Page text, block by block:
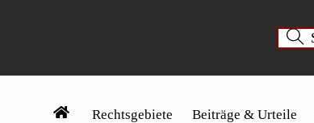
Rechtsgebiete Beiträge & Urteile